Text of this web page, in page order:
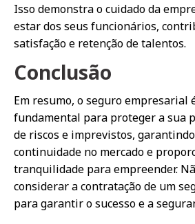
Isso demonstra o cuidado da
estar dos seus funcionários,
satisfação e retenção de talentos.
Conclusão
Em resumo, o seguro empresarial
fundamental para proteger a sua
de riscos e imprevistos,
continuidade no mercado e
tranquilidade para empreender.
considerar a contratação de um
para garantir o sucesso e a